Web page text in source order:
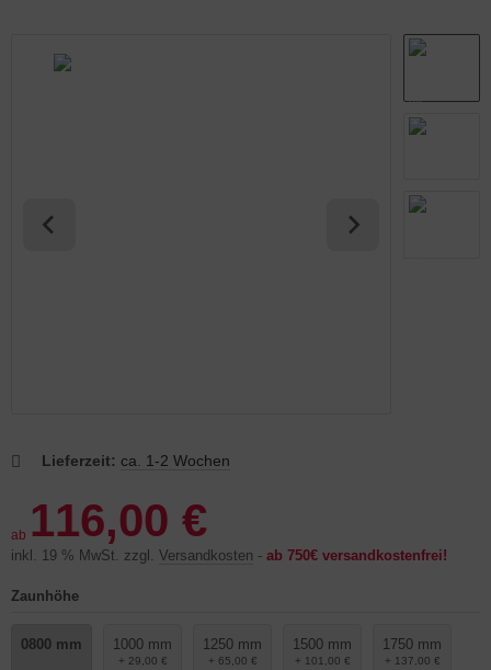
Lieferzeit: ca. 1-2 Wochen
ab 116,00 €
inkl. 19 % MwSt. zzgl. Versandkosten - ab 750€ versandkostenfrei!
Zaunhöhe
0800 mm 1000 mm
+ 29,00 €
1250 mm
+ 65,00 €
1500 mm
+ 101,00 €
1750 mm
+ 137,00 €